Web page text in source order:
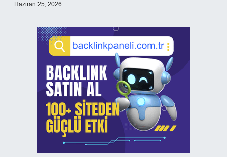
Haziran 25, 2026